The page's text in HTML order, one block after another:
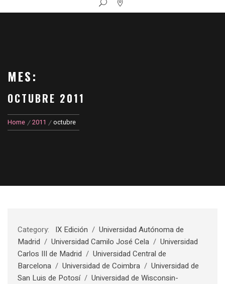
MES:
OCTUBRE 2011
Home 2011 octubre
Category: IX Edición / Universidad Autónoma de
Madrid / Universidad Camilo José Cela / Universidad
Carlos III de Madrid / Universidad Central de
Barcelona / Universidad de Coimbra / Universidad de
San Luis de Potosí / Universidad de Wisconsin-